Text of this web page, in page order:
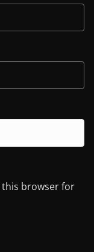
this browser for